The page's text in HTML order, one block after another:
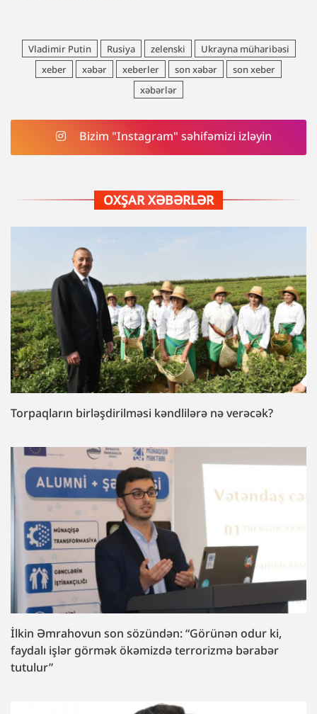
Vladimir Putin Rusiya zelenski
Ukrayna müharibəsi
xeber
xəbər xeberler son xəbər
son xeber
xəbərlər
Bizim "Instagram" səhifəmizi izləyin
OXŞAR XƏBƏRLƏR
Torpaqların birləşdirilməsi kəndlilərə nə verəcək?
İlkin Əmrahovun son sözündən: “Görünən odur ki,
faydalı işlər görmək ökəmizdə terrorizmə bərabər
tutulur”